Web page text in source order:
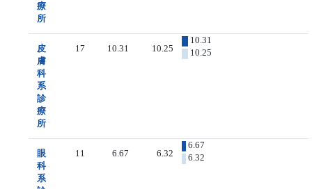
療
所
皮
膚
科
系
診
療
所
17 10.31 10.25
10.31
10.25
眼
科
系
11 6.67 6.32
6.67
6.32